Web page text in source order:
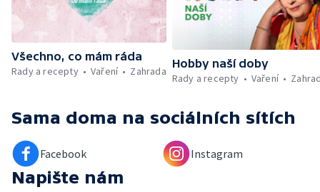
Všechno, co mám ráda
Rady a recepty
Vaření Zahrada
Hobby naší doby
Rady a recepty
Vaření
Sama doma na sociálních sítích
Facebook Instagram
Napište nám